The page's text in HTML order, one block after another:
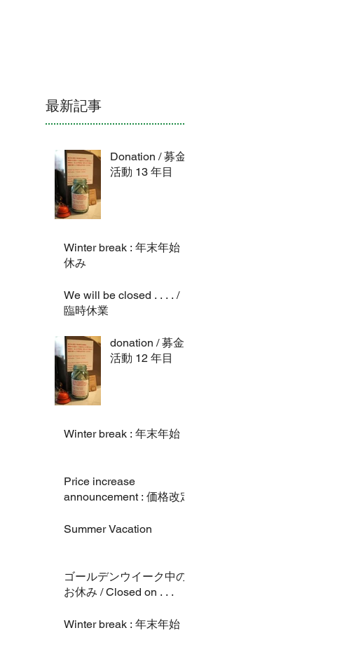
最新記事
Donation / 募金
活動 13 年目
Winter break : 年末年始
休み
We will be closed . . . . /
臨時休業
donation / 募金
活動 12 年目
Winter break : 年末年始
Price increase
announcement : 価格改定
Summer Vacation
ゴールデンウイーク中の
お休み / Closed on . . .
Winter break : 年末年始